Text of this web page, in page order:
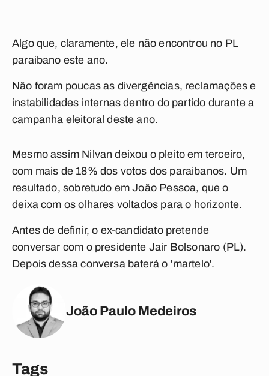
Algo que, claramente, ele não encontrou no PL
paraibano este ano.
Não foram poucas as divergências, reclamações e
instabilidades internas dentro do partido durante a
campanha eleitoral deste ano.
Mesmo assim Nilvan deixou o pleito em terceiro,
com mais de 18% dos votos dos paraibanos. Um
resultado, sobretudo em João Pessoa, que o
deixa com os olhares voltados para o horizonte.
Antes de definir, o ex-candidato pretende
conversar com o presidente Jair Bolsonaro (PL).
Depois dessa conversa baterá o 'martelo'.
João Paulo Medeiros
Tags